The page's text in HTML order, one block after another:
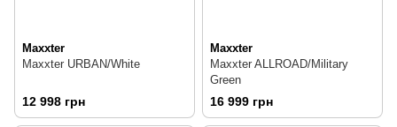
Maxxter
Maxxter URBAN/White
12 998 грн
Maxxter
Maxxter ALLROAD/Military
Green
16 999 грн